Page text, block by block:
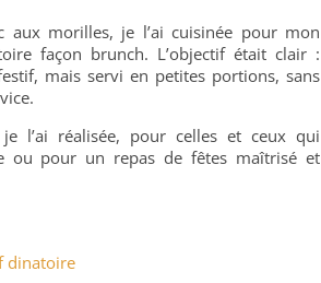
aux morilles, je l’ai cuisinée pour mon
façon brunch. L’objectif était clair :
mais servi en petites portions, sans
l’ai réalisée, pour celles et ceux qui
ou pour un repas de fêtes maîtrisé et
dinatoire